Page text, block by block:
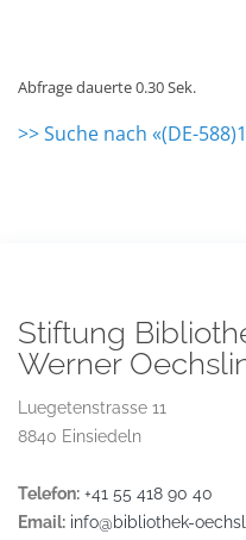
Abfrage dauerte 0.30 Sek.
>> Suche nach «(DE-
Stiftung
Werner
Luegetenstrasse 11
8840 Einsiedeln
Telefon: +41 55 418 90 40
Email: info@bibliothek-